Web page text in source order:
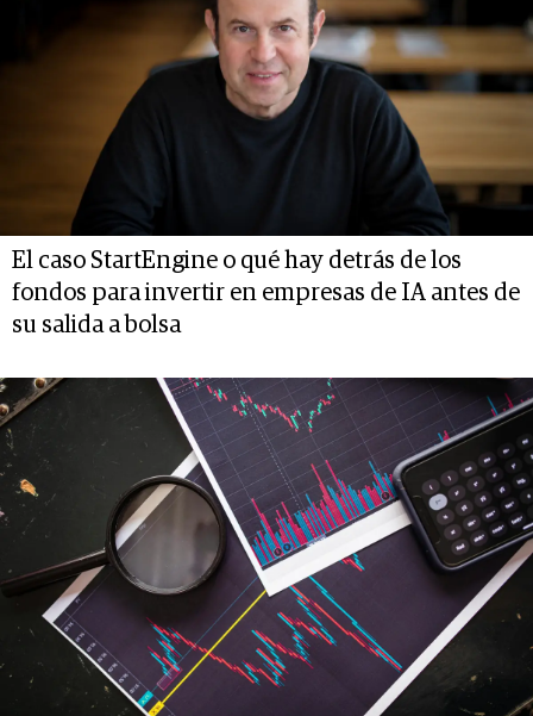
El caso StartEngine o qué hay detrás de los
fondos para invertir en empresas de IA antes de
su salida a bolsa